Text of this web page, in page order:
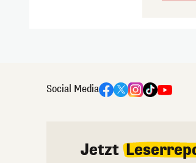
Social Media
Jetzt